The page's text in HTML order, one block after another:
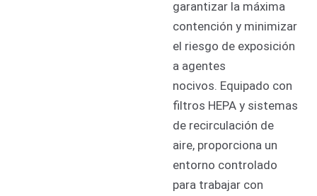
garantizar la máxima
contención y minimizar
el riesgo de exposición
a agentes
nocivos. Equipado con
filtros HEPA y sistemas
de recirculación de
aire, proporciona un
entorno controlado
para trabajar con